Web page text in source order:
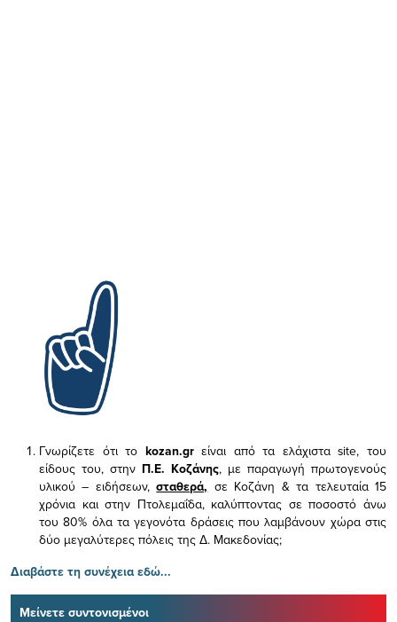
Γνωρίζετε ότι το kozan.gr είναι από τα ελάχισταsite, του
είδους του, στην Π.Ε. Κοζάνης, με παραγωγή πρωτογενούς
υλικού – ειδήσεων,σταθερά, σε Κοζάνη & τα τελευταία 15
χρόνια και στην Πτολεμαΐδα, καλύπτοντας σε ποσοστό άνω
του 80% όλα τα γεγονότα δράσεις που λαμβάνουν χώρα στις
δύο μεγαλύτερες πόλεις της Δ. Μακεδονίας;
Διαβάστε τη συνέχεια εδώ...
Μείνετε συντονισμένοι